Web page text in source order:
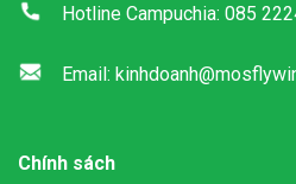
Hotline Campuchia: 085
Email:
Chính sách